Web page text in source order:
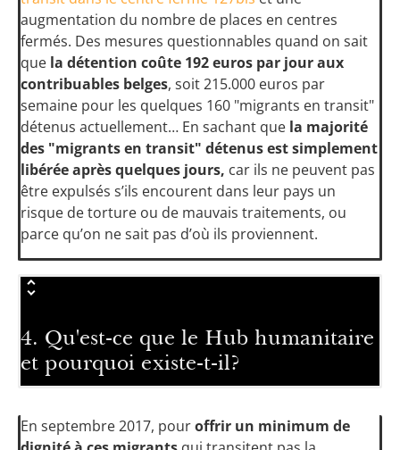
augmentation du nombre de places en centres
fermés. Des mesures questionnables quand on sait
que la détention coûte 192 euros par jour aux
contribuables belges, soit 215.000 euros par
semaine pour les quelques 160 "migrants en transit"
détenus actuellement… En sachant que la majorité
des "migrants en transit" détenus est simplement
libérée après quelques jours, car ils ne peuvent pas
être expulsés s’ils encourent dans leur pays un
risque de torture ou de mauvais traitements, ou
parce qu’on ne sait pas d’où ils proviennent.
4. Qu'est-ce que le Hub humanitaire
et pourquoi existe-t-il?
En septembre 2017, pouroffrir un minimum de